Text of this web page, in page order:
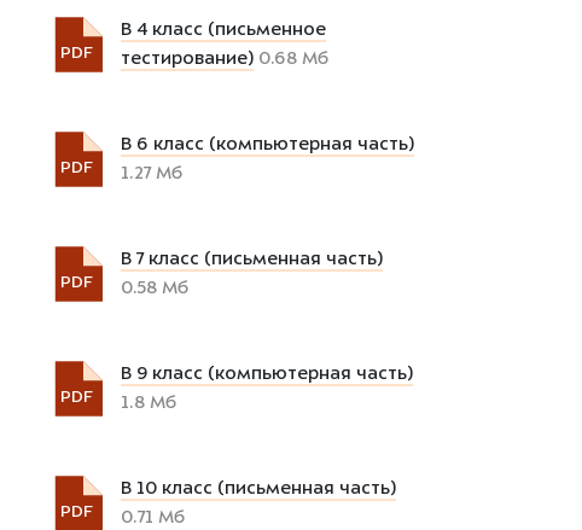
PDF
В 4 класс (письменное
тестирование)0.68 Мб
PDF
В 6 класс (компьютерная часть)
1.27 Мб
PDF
В 7 класс (письменная часть)
0.58 Мб
PDF
В 9 класс (компьютерная часть)
1.8 Мб
PDF
В 10 класс (письменная часть)
0.71 Мб